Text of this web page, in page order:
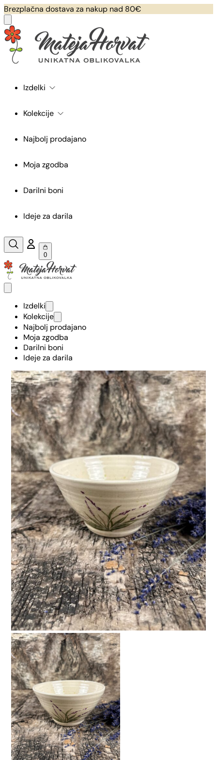
Brezplačna dostava za nakup nad 80€
Izdelki
Kolekcije
Najbolj prodajano
Moja zgodba
Darilni boni
Ideje za darila
0
Izdelki
Kolekcije
Najbolj prodajano
Moja zgodba
Darilni boni
Ideje za darila